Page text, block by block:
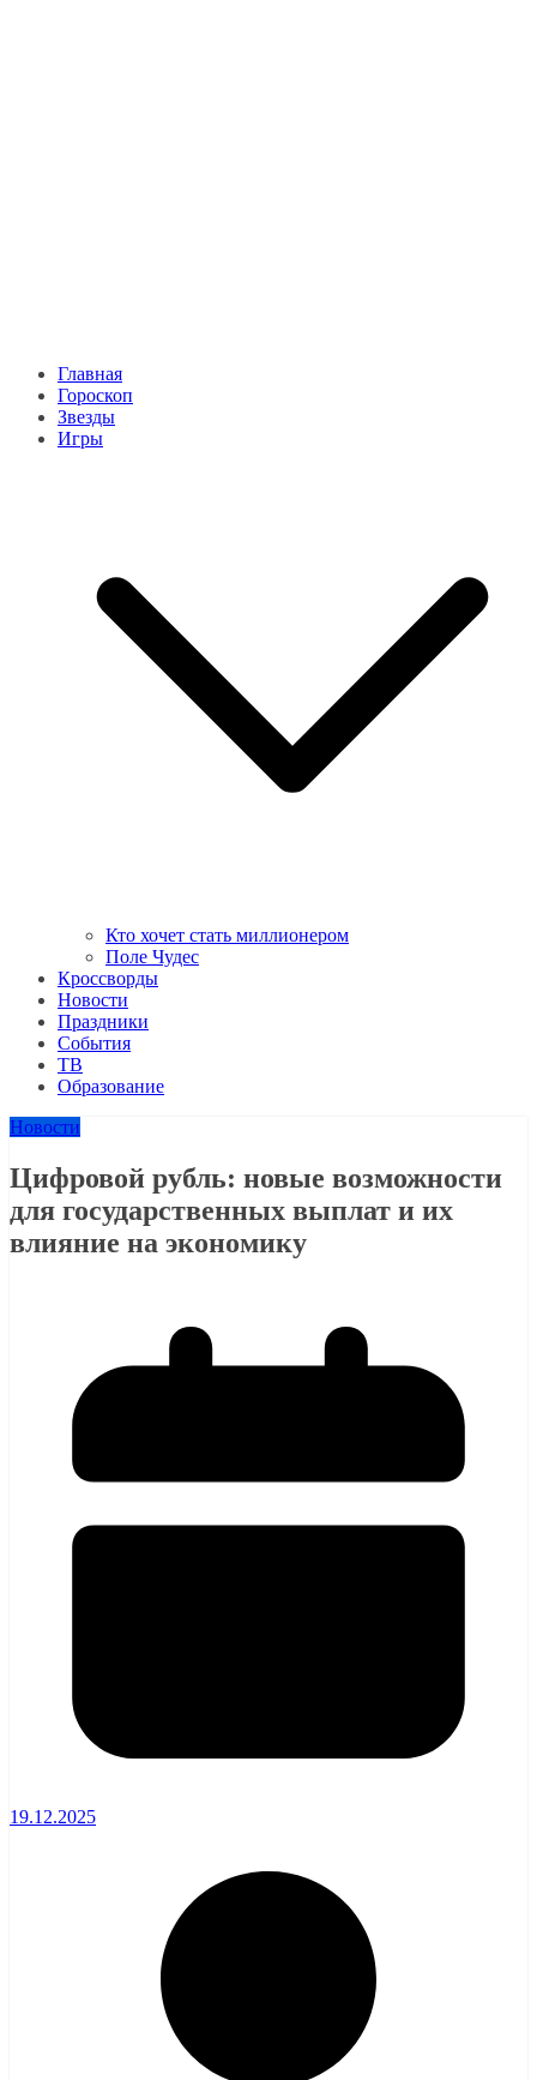
Главная
Гороскоп
Звезды
Игры
Кто хочет стать миллионером
Поле Чудес
Кроссворды
Новости
Праздники
События
ТВ
Образование
Новости
Цифровой рубль: новые возможности
для государственных выплат и их
влияние на экономику
19.12.2025